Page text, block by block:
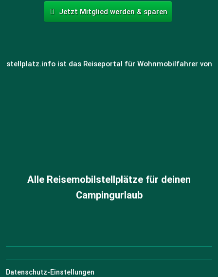
Jetzt Mitglied werden & sparen
stellplatz.info ist das Reiseportal für Wohnmobilfahrer von
Alle Reisemobilstellplätze für deinen
Campingurlaub
Datenschutz-Einstellungen